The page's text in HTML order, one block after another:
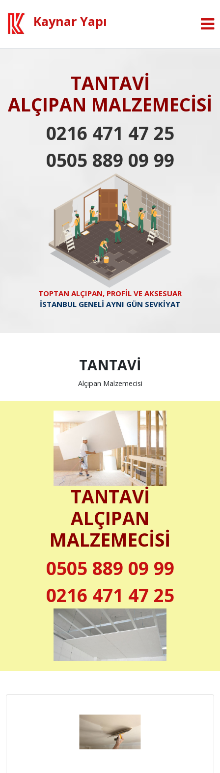
Kaynar Yapı
TANTAVİ
ALÇIPAN MALZEMECİSİ
0216 471 47 25
0505 889 09 99
TOPTAN ALÇIPAN, PROFİL VE AKSESUAR
İSTANBUL GENELİ AYNI GÜN SEVKİYAT
TANTAVİ
Alçıpan Malzemecisi
TANTAVİ
ALÇIPAN
MALZEMECİSİ
0505 889 09 99
0216 471 47 25